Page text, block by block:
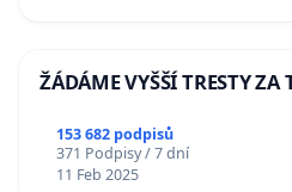
ŽÁDÁME VYŠŠÍ TRESTY ZA
153 682 podpisů
371 Podpisy / 7 dní
11 Feb 2025